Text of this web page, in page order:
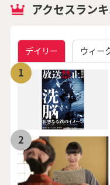
アクセスラン
デイリー ウィー
1
2